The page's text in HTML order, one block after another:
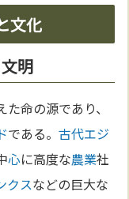
文化
明
た命の源であり、
である。古代エジ
心に高度な農業社
クスなどの巨大な